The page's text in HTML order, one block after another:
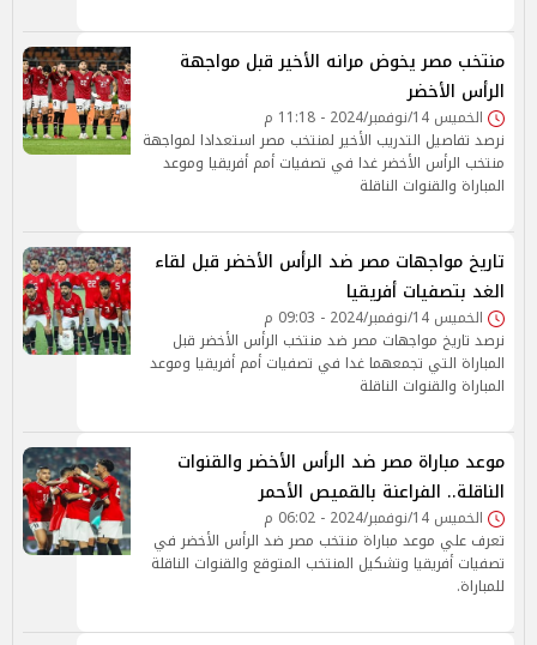
منتخب مصر يخوض مرانه الأخير قبل مواجهة
الرأس الأخضر
الخميس 14/نوفمبر/2024 - 11:18 م
نرصد تفاصيل التدريب الأخير لمنتخب مصر استعدادا لمواجهة
منتخب الرأس الأخضر غدا في تصفيات أمم أفريقيا وموعد
المباراة والقنوات الناقلة
تاريخ مواجهات مصر ضد الرأس الأخضر قبل لقاء
الغد بتصفيات أفريقيا
الخميس 14/نوفمبر/2024 - 09:03 م
نرصد تاريخ مواجهات مصر ضد منتخب الرأس الأخضر قبل
المباراة التي تجمعهما غدا في تصفيات أمم أفريقيا وموعد
المباراة والقنوات الناقلة
موعد مباراة مصر ضد الرأس الأخضر والقنوات
الناقلة.. الفراعنة بالقميص الأحمر
الخميس 14/نوفمبر/2024 - 06:02 م
تعرف علي موعد مباراة منتخب مصر ضد الرأس الأخضر في
تصفيات أفريقيا وتشكيل المنتخب المتوقع والقنوات الناقلة
للمباراة.